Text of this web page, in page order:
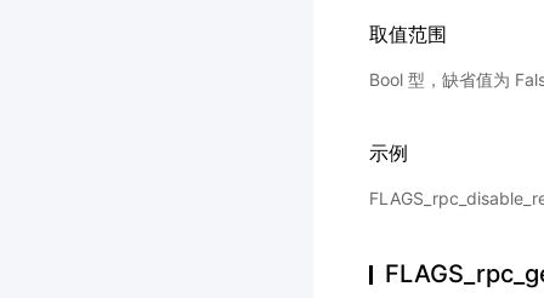
取值范围
Bool 型，缺省值为
示例